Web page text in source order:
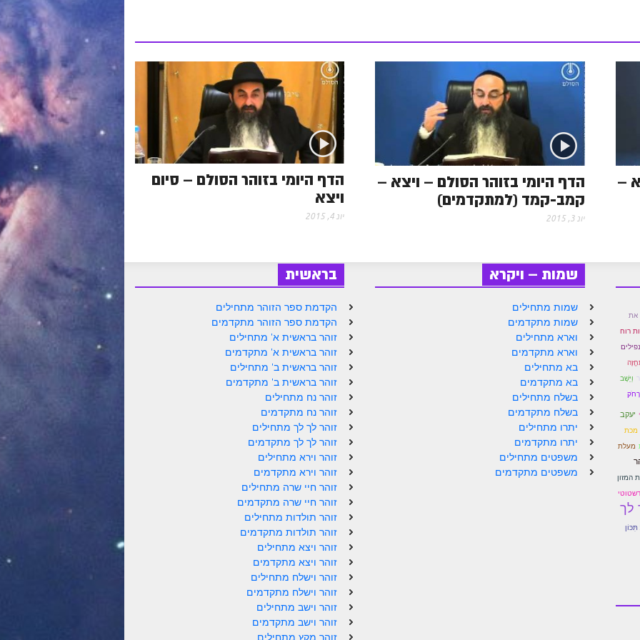
s
s
הדף היומי בזוהר הסולם – סיום
ויצא
יונ 4, 2015
הדף היומי בזוהר הסולם – ויצא –
קמב-קמד (למתקדמים)
יונ 3, 2015
–
בראשית
הקדמת ספר הזוהר מתחילים
הקדמת ספר הזוהר מתקדמים
זוהר בראשית א' מתחילים
זוהר בראשית א' מתקדמים
זוהר בראשית ב' מתחילים
זוהר בראשית ב' מתקדמים
זוהר נח מתחילים
זוהר נח מתקדמים
זוהר לך לך מתחילים
זוהר לך לך מתקדמים
זוהר וירא מתחילים
זוהר וירא מתקדמים
זוהר חיי שרה מתחילים
זוהר חיי שרה מתקדמים
זוהר תולדות מתחילים
זוהר תולדות מתקדמים
זוהר ויצא מתחילים
זוהר ויצא מתקדמים
זוהר וישלח מתחילים
זוהר וישלח מתקדמים
זוהר וישב מתחילים
זוהר וישב מתקדמים
זוהר מקץ מתחילים
שמות – ויקרא
שמות מתחילים
שמות מתקדמים
וארא מתחילים
וארא מתקדמים
בא מתחילים
בא מתקדמים
בשלח מתחילים
בשלח מתקדמים
יתרו מתחילים
יתרו מתקדמים
משפטים מתחילים
משפטים מתקדמים
את
רוח
וַיֵּשֶׁב
יעקב
מכת
מעלת
המזון
לך